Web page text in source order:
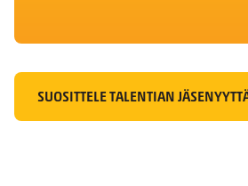
SUOSITTELE TALENTIAN